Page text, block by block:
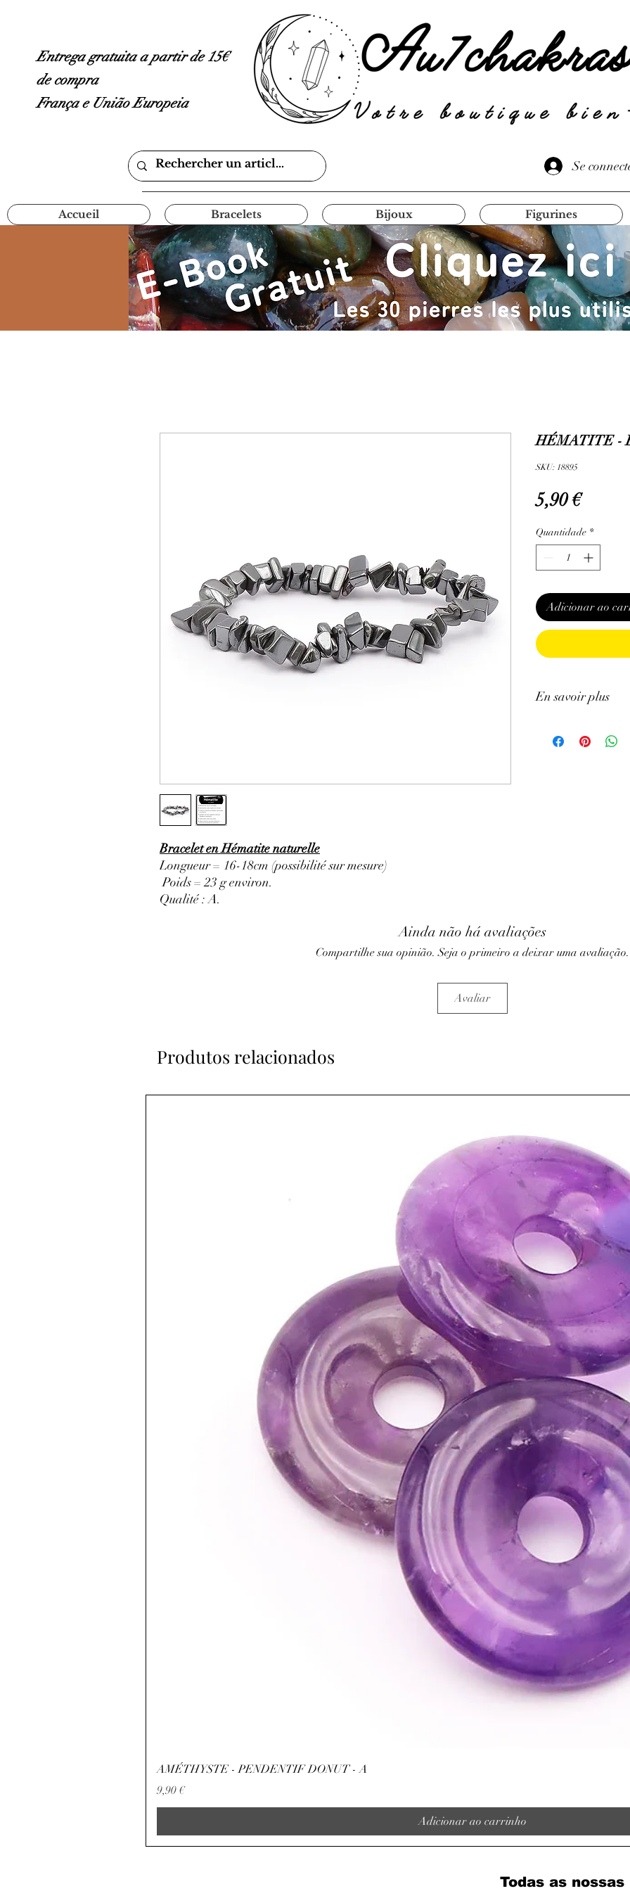
Entrega gratuita a partir de 15€
de compra
França e União Europeia
Se
Accueil Bracelets Bijoux Figurines
Bracelet en Hématite naturelle
Longueur = 16-18cm (possibilité sur mesure)
Poids = 23 g environ.
Qualité : A.
HÉMATITE -
SKU: 18895
5,90 €Preço
Quantidade *
Adicionar ao
En savoir plus
n'exclut en aucun
Ainda não há avaliações
Compartilhe sua opinião. Seja o primeiro a deixar uma avaliação.
Avaliar
Produtos relacionados
AMÉTHYSTE - PENDENTIF DONUT - A
Preço
9,90 €
Adicionar ao carrinho
Todas as